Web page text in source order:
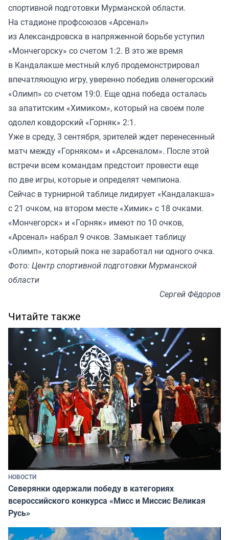
спортивной подготовки Мурманской области.
На стадионе профсоюзов «Арсенал»
из Александровска в напряженной борьбе уступил
«Мончегорску» со счетом 1:2. В это же время
в Кандалакше местный клуб продемонстрировал
впечатляющую игру, уверенно победив оленегорский
«Олимп» со счетом 19:0. Еще одна победа осталась
за апатитским «Химиком», который на своем поле
одолел ковдорский «Горняк» 2:1.
Уже в среду, 3 сентября, зрителей ждет перенесенный
матч между «Горняком» и «Арсеналом». После этой
встречи всем командам предстоит провести еще
по две игры, которые и определят чемпиона.
Сейчас в турнирной таблице лидирует «Кандалакша»
с 21 очком, на втором месте «Химик» с 18 очками.
«Мончегорск» и «Горняк» имеют по 10 очков,
«Арсенал» набрал 9 очков. Замыкает таблицу
«Олимп», который пока не заработал ни одного очка.
Фото: Центр спортивной подготовки Мурманской
области
Сергей Фёдоров
Читайте также
НОВОСТИ
Северянки одержали победу в категориях
всероссийского конкурса «Мисс и Миссис Великая
Русь»